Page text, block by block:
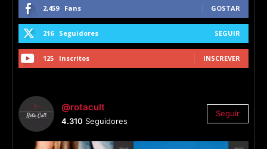
2,459 Fans GOSTAR
216 Seguidores SEGUIR
125 Inscritos INSCREVER
@rotacult
4.310 Seguidores
Seguir